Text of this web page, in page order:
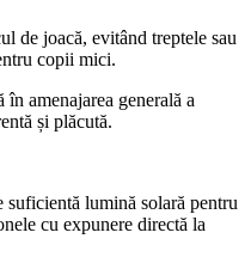
de joacă, evitând treptele sau
copii mici.
amenajarea generală a
și plăcută.
suficientă lumină solară pentru
cu expunere directă la